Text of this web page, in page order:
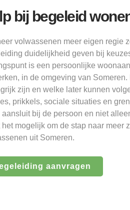
bij begeleid
volwassenen meer eigen regie
duidelijkheid geven bij
is een persoonlijke
in de omgeving van
zijn en welke later kunnen
prikkels, sociale situaties en
aansluit bij de persoon en niet
het mogelijk om de stap naar meer
uit Someren.
aanvragen